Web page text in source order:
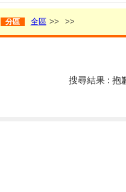
分區 全區 >> >>
搜尋結果 : 抱